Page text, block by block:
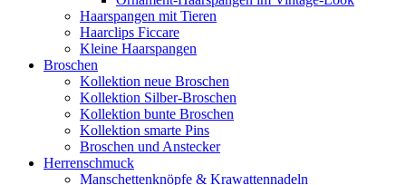
Haarspangen mit Tieren
Haarclips Ficcare
Kleine Haarspangen
Broschen
Kollektion neue Broschen
Kollektion Silber-Broschen
Kollektion bunte Broschen
Kollektion smarte Pins
Broschen und Anstecker
Herrenschmuck
Manschettenknöpfe & Krawattennadeln